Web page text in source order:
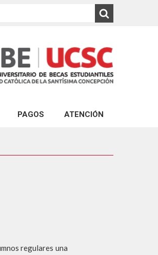
PAGOS
ABONOS AL ARANCEL DE CARRERAS DE
ATENCIÓN
CONSULTA VIA PORTAL
regulares una